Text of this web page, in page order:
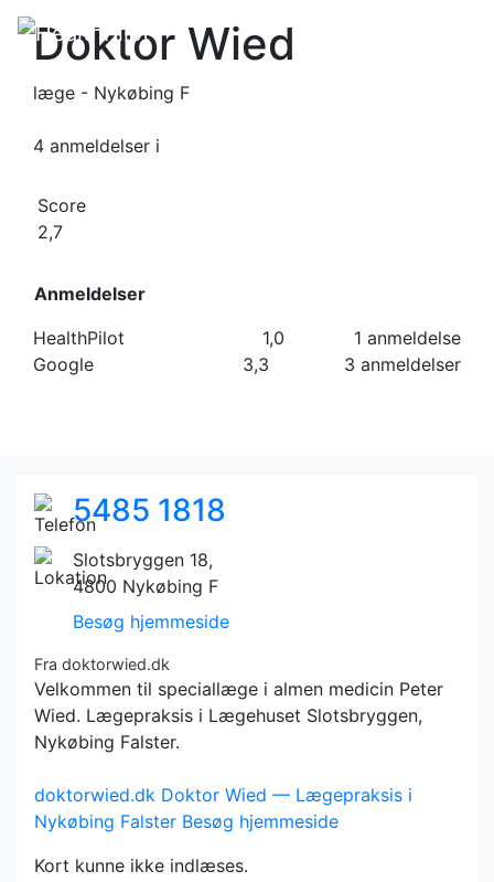
Doktor Wied
læge - Nykøbing F
4 anmeldelser i
Score
2,7
Anmeldelser
HealthPilot
1,0
1 anmeldelse
Google
3,3 3 anmeldelser
5485 1818
Slotsbryggen 18,
4800 Nykøbing F
Besøg hjemmeside
Fra doktorwied.dk
Velkommen til speciallæge i almen medicin Peter
Wied. Lægepraksis i Lægehuset Slotsbryggen,
Nykøbing Falster.
doktorwied.dk Doktor Wied — Lægepraksis i
Nykøbing Falster Besøg hjemmeside
Kort kunne ikke indlæses.